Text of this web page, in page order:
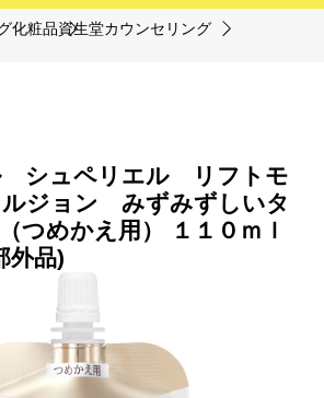
化粧品資生堂カウンセリング
シュペリエル リフトモ
ジョン みずみずしいタ
めかえ用） １１０ｍｌ
外品)